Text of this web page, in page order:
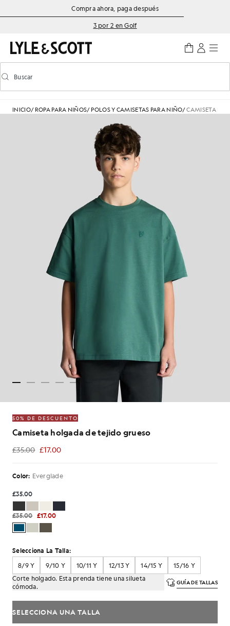
Saltar al contenido principal
Información de accesibilidadCompra ahora, paga después
3 por 2 en Golf
Activar/desactivar la búsqueda predictiva
Buscar
INICIO/ ROPA PARA NIÑOS/ POLOS Y CAMISETAS PARA NIÑO/CAMISETA
50% DE DESCUENTO
Camiseta holgada de tejido grueso
£35.00 £17.00
£17.00
Color: Everglade
£35.00
£35.00 £17.00
Selecciona La Talla:
8/9 Y
9/10 Y 10/11 Y 12/13 Y 14/15 Y
15/16 Y
Corte holgado. Esta prenda tiene una silueta
cómoda.
GUÍA DE TALLAS
SELECCIONA UNA TALLA